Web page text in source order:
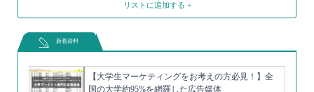
リストに追加する +
新着資料
【大学生マーケティングをお考えの方必見！】全
国の大学約95%を網羅した広告媒体